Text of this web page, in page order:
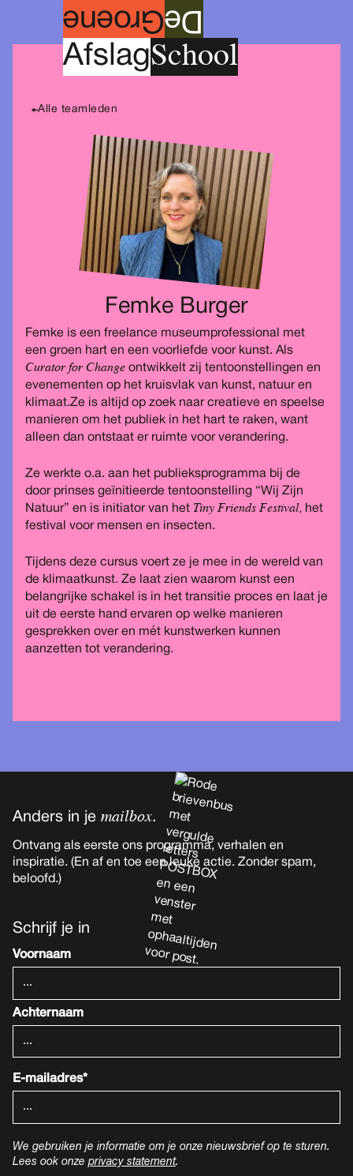
G
roene D
e
AfslagSchool
Alle teamleden
Femke Burger
Femke is een freelance museumprofessional met
een groen hart en een voorliefde voor kunst. Als
Curator for Change ontwikkelt zij tentoonstellingen en
evenementen op het kruisvlak van kunst, natuur en
klimaat.Ze is altijd op zoek naar creatieve en speelse
manieren om het publiek in het hart te raken, want
alleen dan ontstaat er ruimte voor verandering.
Ze werkte o.a. aan het publieksprogramma bij de
door prinses geïnitieerde tentoonstelling “Wij Zijn
Natuur” en is initiator van het Tiny Friends Festival, het
festival voor mensen en insecten.
Tijdens deze cursus voert ze je mee in de wereld van
de klimaatkunst. Ze laat zien waarom kunst een
belangrijke schakel is in het transitie proces en laat je
uit de eerste hand ervaren op welke manieren
gesprekken over en mét kunstwerken kunnen
aanzetten tot verandering.
Anders in je mailbox.
Ontvang als eerste ons programma, verhalen en
inspiratie. (En af en toe een leuke actie. Zonder spam,
beloofd.)
Schrijf je in
Voornaam
Achternaam
E-mailadres*
We gebruiken je informatie om je onze nieuwsbrief op te sturen.
Lees ook onze privacy statement.